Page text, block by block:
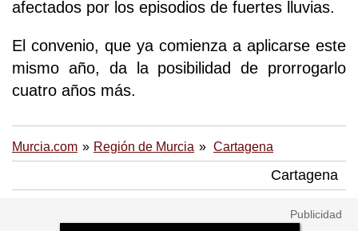
afectados por los episodios de fuertes lluvias.
El convenio, que ya comienza a aplicarse este
mismo año, da la posibilidad de prorrogarlo
cuatro años más.
Murcia.com Región de Murcia Cartagena
Cartagena